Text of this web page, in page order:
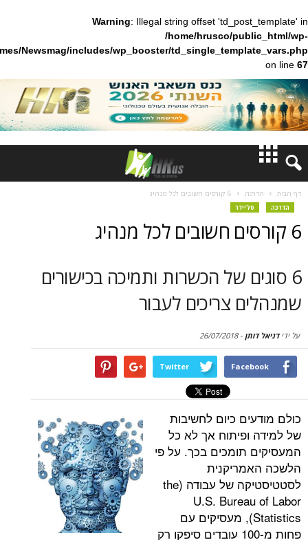
Warning: Illegal string offset
/home/hrusco/
content/themes/Newsmag/includes/wp_booster/
חדשות
6 קורסים חשובים לכל מנהיג
של הכשרות ותמיכה בכישורים
צריכים לעבור
-
26/07/2018
Twitter
כיום לחשיבות
אך לא כל
תומכים בכך. על פי
לסטטיסטיקה של עבודה (the
U.S.
Statistics), מעסיקים עם
פחות מ-100 עובדים סיפקו רק